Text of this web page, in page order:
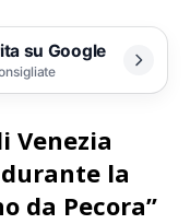
su Google
Venezia
la
da Pecora”